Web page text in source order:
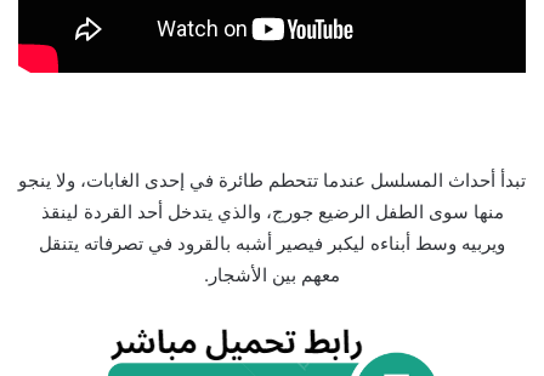
تبدأ أحداث المسلسل عندما تتحطم طائرة في إحدى الغابات، ولا ينجو
منها سوى الطفل الرضيع جورج، والذي يتدخل أحد القردة لينقذ
ويربيه وسط أبناءه ليكبر فيصير أشبه بالقرود في تصرفاته يتنقل
معهم بين الأشجار.